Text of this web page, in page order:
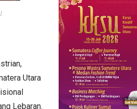
Utara
Lebaran.